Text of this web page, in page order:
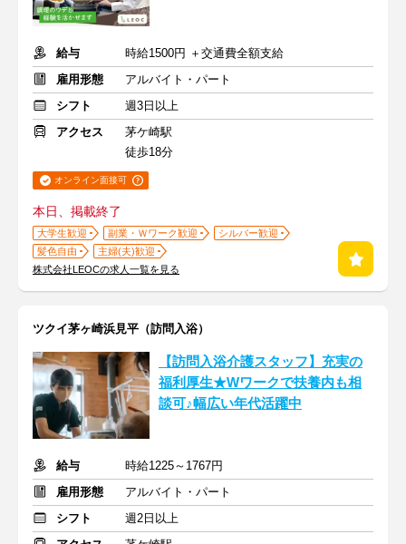
給与
時給1500円 ＋交通費全額支給
雇用形態
アルバイト・パート
シフト
週3日以上
アクセス
茅ケ崎駅
徒歩18分
オンライン面接可
本日、掲載終了
大学生歓迎 副業・Ｗワーク歓迎
シルバー歓迎
髪色自由
主婦(夫)歓迎
株式会社LEOCの求人一覧を見る
ツクイ茅ヶ崎浜見平（訪問入浴）
【訪問入浴介護スタッフ】充実の
福利厚生★Wワークで扶養内も相
談可♪幅広い年代活躍中
給与
時給1225～1767円
雇用形態
アルバイト・パート
シフト
週2日以上